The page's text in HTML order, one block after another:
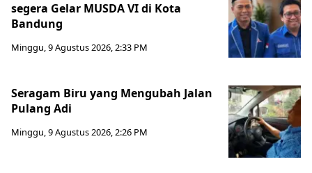
segera Gelar MUSDA VI di Kota
Bandung
Minggu, 9 Agustus 2026, 2:33 PM
Seragam Biru yang Mengubah Jalan
Pulang Adi
Minggu, 9 Agustus 2026, 2:26 PM